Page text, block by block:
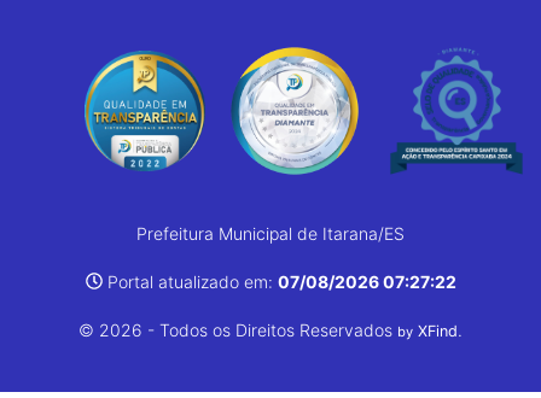
Prefeitura Municipal de Itarana/ES
Portal atualizado em: 07/08/2026 07:27:22
© 2026 - Todos os Direitos Reservados by XFind.